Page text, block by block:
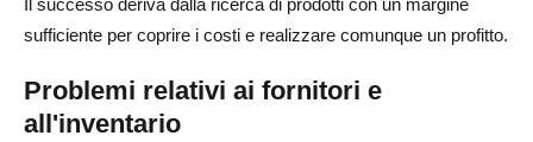
Il successo deriva dalla ricerca di prodotti con un margine
sufficiente per coprire i costi e realizzare comunque un profitto.
Problemi relativi ai fornitori e
all'inventario